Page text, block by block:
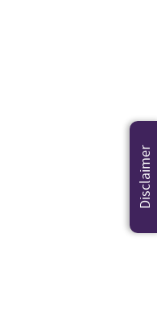
Disclaimer